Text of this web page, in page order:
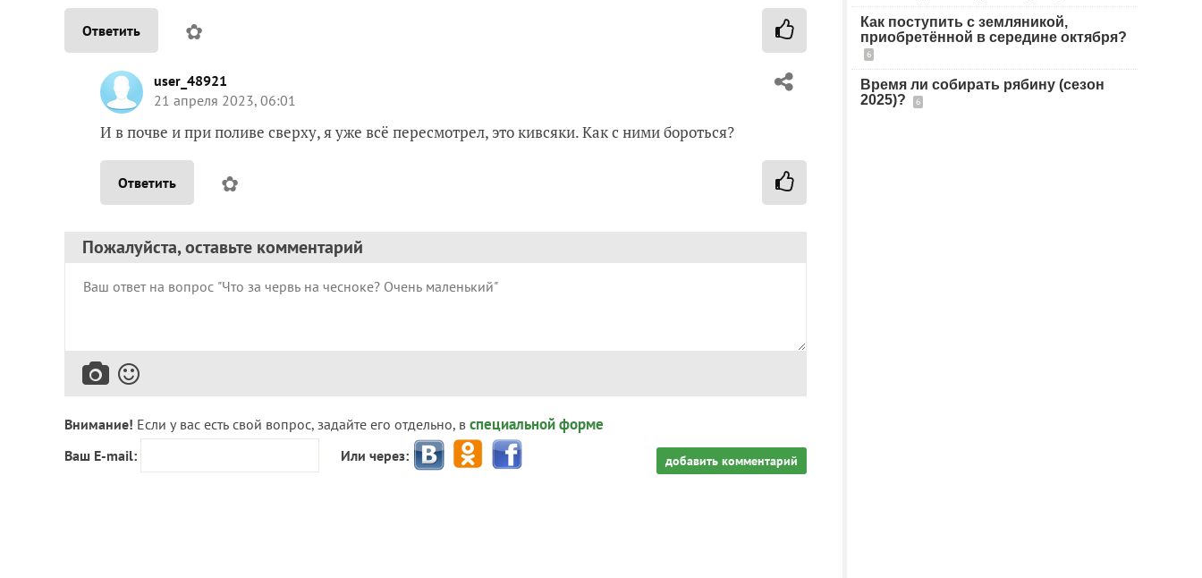
Ответить ✿
user_48921
21 апреля 2023, 06:01
И в почве и при поливе сверху, я уже всё пересмотрел, это кивсяки. Как с ними бороться?
Ответить ✿
Пожалуйста, оставьте комментарий
Внимание! Если у вас есть свой вопрос, задайте его отдельно, в специальной форме
Ваш E-mail: Или через: добавить комментарий
Как поступить с земляникой,
приобретённой в середине октября?
6
Время ли собирать рябину (сезон
2025)?
6